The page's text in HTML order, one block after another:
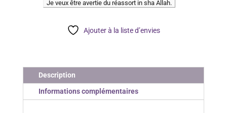
Ajouter à la liste d’envies
Description
Informations complémentaires